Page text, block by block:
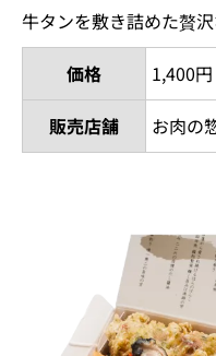
牛タンを敷き詰めた贅
価格
1,400円
販売店舗
お肉の